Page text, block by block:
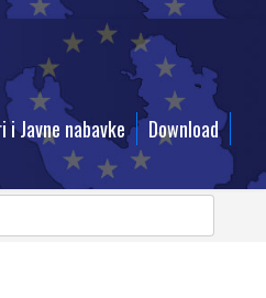
i Javne nabavke Download